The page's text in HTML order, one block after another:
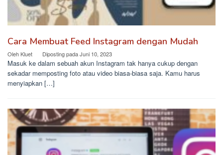
Cara Membuat Feed Instagram dengan Mudah
Oleh Kluet Diposting padaJuni 10, 2023
Masuk ke dalam sebuah akun Instagram tak hanya cukup dengan
sekadar memposting foto atau video biasa-biasa saja. Kamu harus
menyiapkan […]